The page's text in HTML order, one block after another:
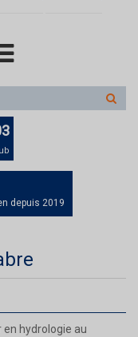
depuis 2019
hydrologie au